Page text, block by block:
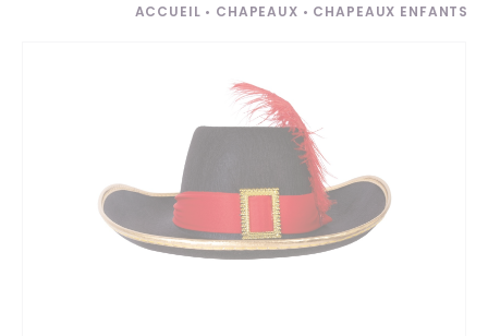
ACCUEIL • CHAPEAUX • CHAPEAUX ENFANTS